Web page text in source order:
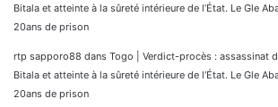
Bitala et atteinte à la sûreté intérieure de l’État. Le Gle
20ans de prison
rtp sapporo88 dans Togo | Verdict-procès : assassinat
Bitala et atteinte à la sûreté intérieure de l’État. Le Gle
20ans de prison